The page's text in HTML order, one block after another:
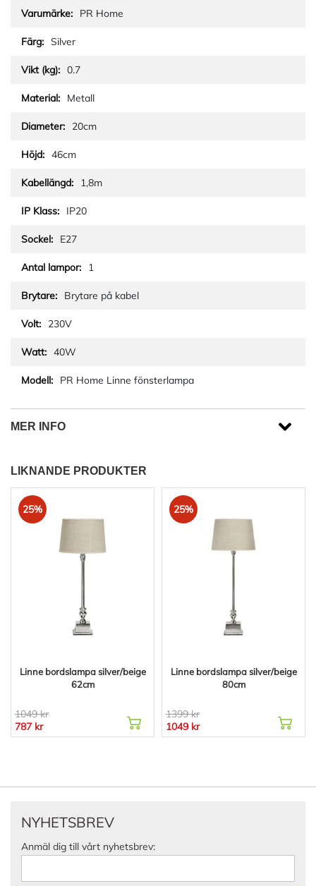
PR Home
Silver
0.7
Metall
20cm
46cm
1,8m
IP20
E27
1
Brytare på kabel
230V
40W
PR Home Linne fönsterlampa
MER INFO
LIKNANDE PRODUKTER
25%
Linne bordslampa silver/beige
62cm
1049 kr
787 kr
25%
Linne bordslampa silver/beige
80cm
1399 kr
1049 kr
NYHETSBREV
Anmäl dig till vårt nyhetsbrev: